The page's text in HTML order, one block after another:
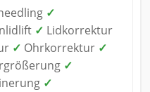
✓
✓ Lidkorrektur
✓ Ohrkorrektur ✓
✓
✓